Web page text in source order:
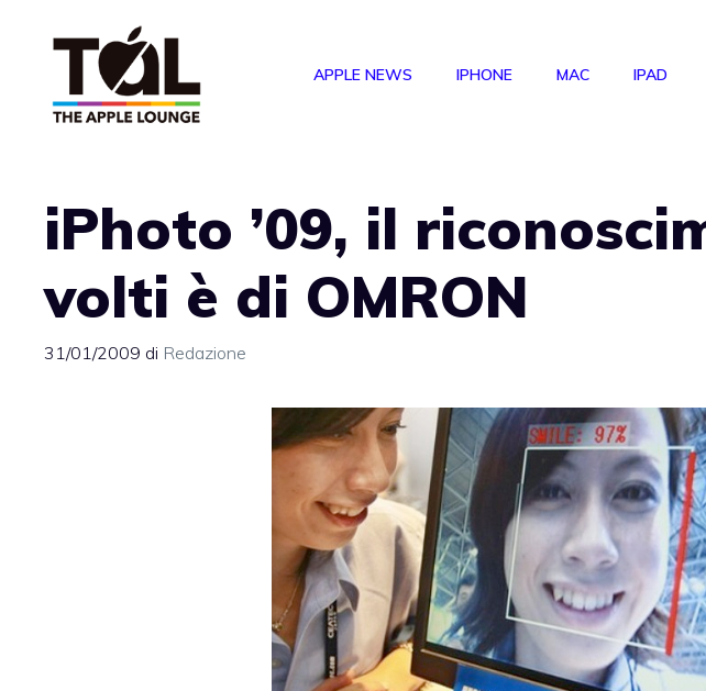
APPLE NEWS IPHONE MAC IPAD
iPhoto ’09, il
volti è di OMRON
31/01/2009 di Redazione